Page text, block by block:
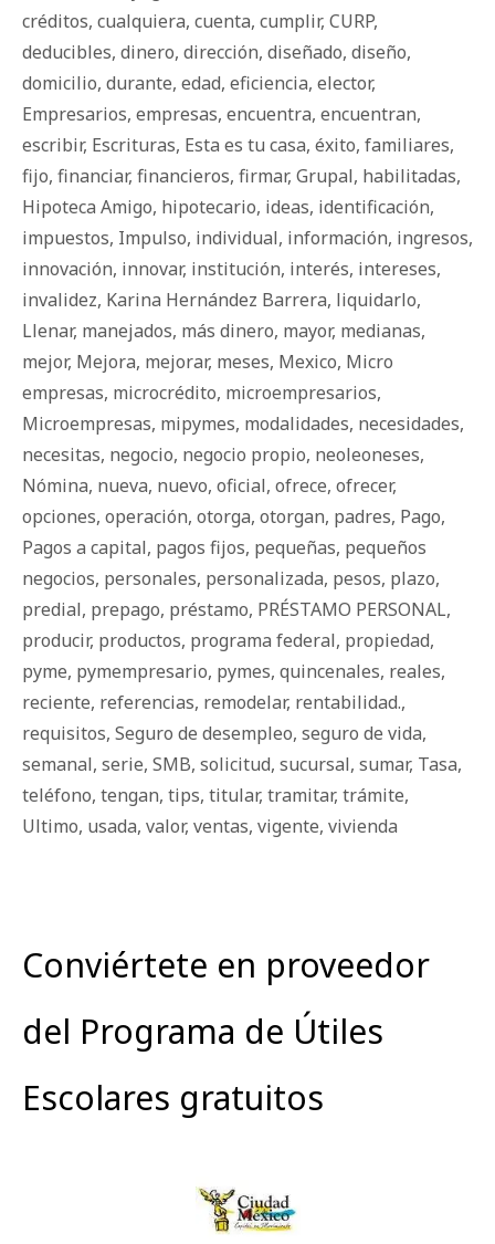
créditos, cualquiera, cuenta, cumplir, CURP,
deducibles, dinero, dirección, diseñado, diseño,
domicilio, durante, edad, eficiencia, elector,
Empresarios, empresas, encuentra, encuentran,
escribir, Escrituras, Esta es tu casa, éxito, familiares,
fijo, financiar, financieros, firmar, Grupal, habilitadas,
Hipoteca Amigo, hipotecario, ideas, identificación,
impuestos, Impulso, individual, información, ingresos,
innovación, innovar, institución, interés, intereses,
invalidez, Karina Hernández Barrera, liquidarlo,
Llenar, manejados, más dinero, mayor, medianas,
mejor, Mejora, mejorar, meses, Mexico, Micro
empresas, microcrédito, microempresarios,
Microempresas, mipymes, modalidades, necesidades,
necesitas, negocio, negocio propio, neoleoneses,
Nómina, nueva, nuevo, oficial, ofrece, ofrecer,
opciones, operación, otorga, otorgan, padres, Pago,
Pagos a capital, pagos fijos, pequeñas, pequeños
negocios, personales, personalizada, pesos, plazo,
predial, prepago, préstamo, PRÉSTAMO PERSONAL,
producir, productos, programa federal, propiedad,
pyme, pymempresario, pymes, quincenales, reales,
reciente, referencias, remodelar, rentabilidad.,
requisitos, Seguro de desempleo, seguro de vida,
semanal, serie, SMB, solicitud, sucursal, sumar, Tasa,
teléfono, tengan, tips, titular, tramitar, trámite,
Ultimo, usada, valor, ventas, vigente, vivienda
Conviértete en proveedor
del Programa de Útiles
Escolares gratuitos